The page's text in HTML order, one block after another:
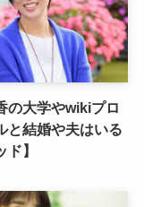
の大学やwikiプロ
と結婚や夫はいる
ド】